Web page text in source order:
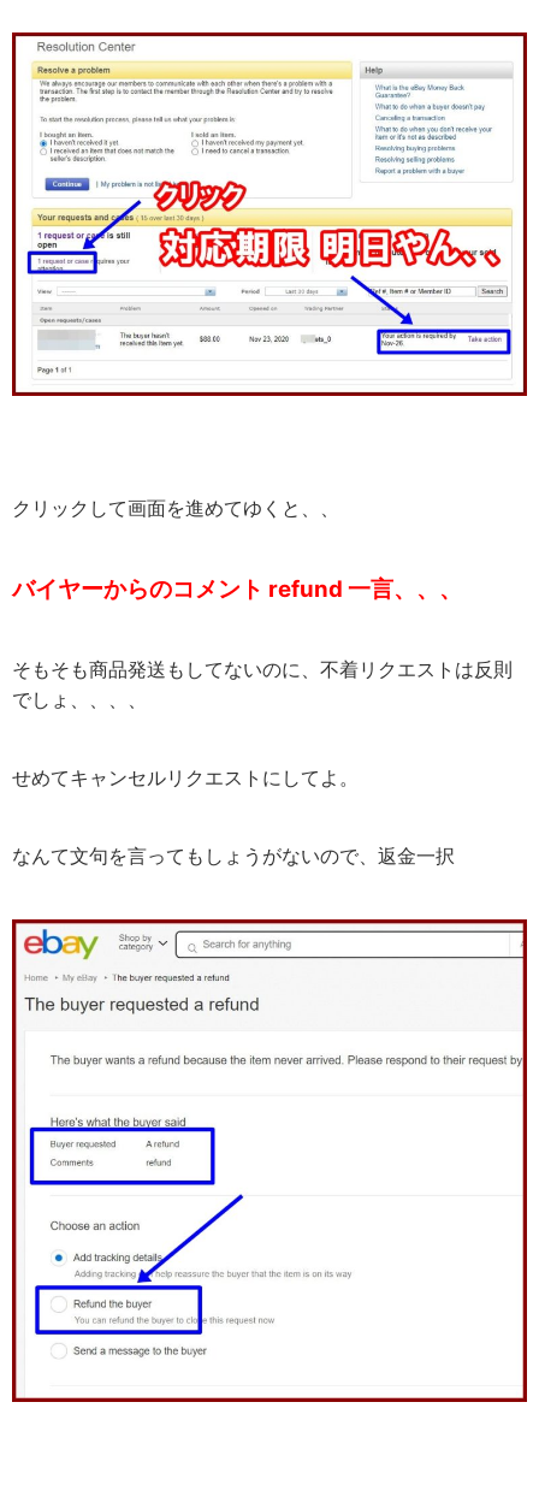
クリックして画面を進めてゆくと、、
バイヤーからのコメント refund 一言、、、
そもそも商品発送もしてないのに、不着リクエストは反則
でしょ、、、、
せめてキャンセルリクエストにしてよ。
なんて文句を言ってもしょうがないので、返金一択